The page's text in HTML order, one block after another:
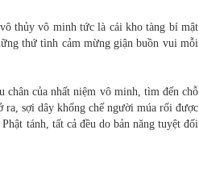
thủy vô minh tức là cái kho tàng bí mật
thứ tình cảm mừng giận buồn vui mỗi
của nhất niệm vô minh, tìm đến chỗ
ra, sợi dây khống chế người múa rối được
tánh, tất cả đều do bản năng tuyệt đối